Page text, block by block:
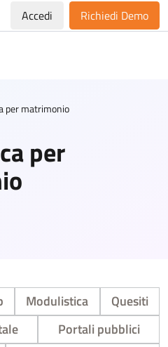
Accedi Richiedi Demo
per matrimonio
per
Modulistica
Quesiti
Portali pubblici